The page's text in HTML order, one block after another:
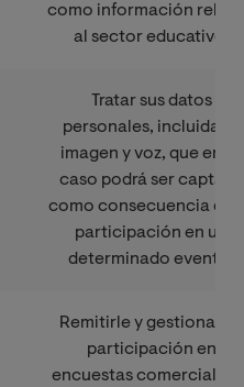
como información
al sector educativo.
Tratar sus datos
personales, incluida su
imagen y voz, que en su
caso podrá ser captada
como consecuencia de
participación en un
determinado evento.
Remitirle y gestionar su
participación en
encuestas comerciales,